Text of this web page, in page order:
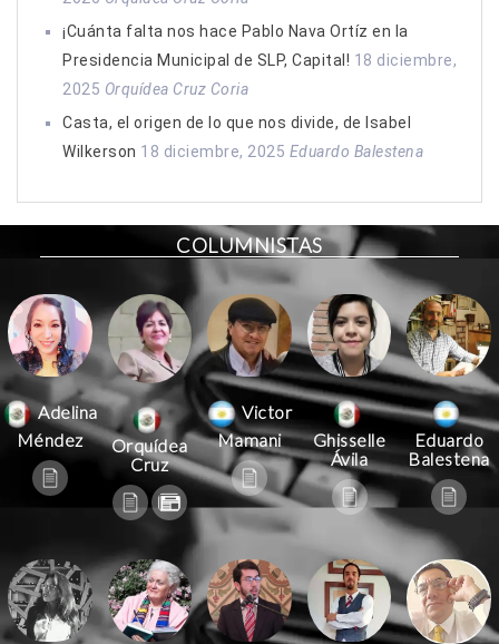
¡Cuánta falta nos hace Pablo Nava Ortíz en la
Presidencia Municipal de SLP, Capital! 18 diciembre,
2025 Orquídea Cruz Coria
Casta, el origen de lo que nos divide, de Isabel
Wilkerson 18 diciembre, 2025 Eduardo Balestena
COLUMNISTAS
Adelina
Méndez
Orquídea
Cruz
Victor
Mamani
Ghisselle
Ávila
Eduardo
Balestena